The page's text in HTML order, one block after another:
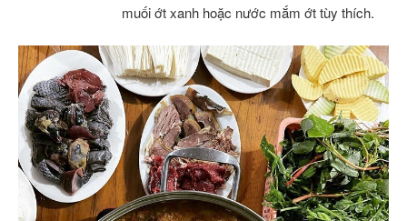
muối ớt xanh hoặc nước mắm ớt tùy thích.